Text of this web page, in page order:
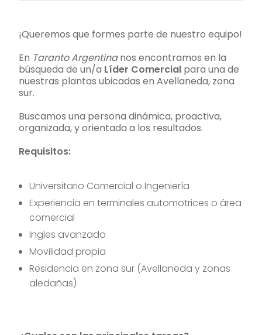
¡Queremos que formes parte de nuestro equipo!
En Taranto Argentinanos encontramos en la
búsqueda de un/a Líder Comercial para una de
nuestras plantas ubicadas en Avellaneda, zona
sur.
Buscamos una persona dinámica, proactiva,
organizada, y orientada a los resultados.
Requisitos:
Universitario Comercial o Ingeniería
Experiencia en terminales automotrices o área
comercial
Ingles avanzado
Movilidad propia
Residencia en zona sur (Avellaneda y zonas
aledañas)